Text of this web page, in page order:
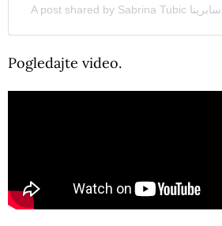
Pogledajte video.